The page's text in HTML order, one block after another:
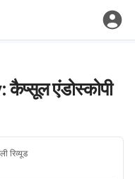
एंडोस्कोपी
रिव्यूड